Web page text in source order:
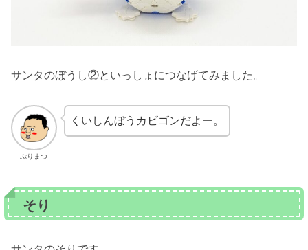
サンタのぼうし②といっしょにつなげてみました。
ぷりまつ
くいしんぼうカビゴンだよー。
そり